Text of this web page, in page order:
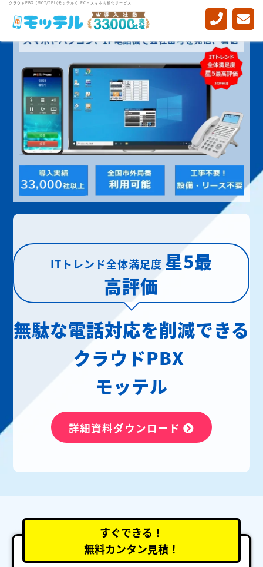
クラウドPBX【MOT/TEL(モッテル)】PC・スマホ内線化サービス
ITトレンド全体満足度 星5最
高評価
無駄な電話対応を削減できる
クラウドPBX
モッテル
詳細資料ダウンロード
すぐできる！
無料カンタン見積！